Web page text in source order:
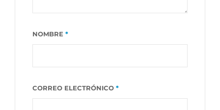
NOMBRE *
CORREO ELECTRÓNICO *